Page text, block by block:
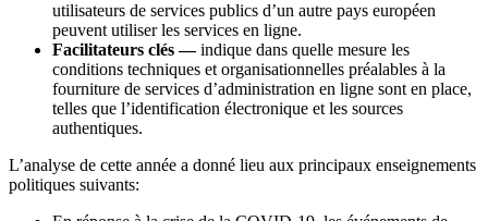
utilisateurs de services publics d’un autre pays européen
peuvent utiliser les services en ligne.
Facilitateurs clés —indique dans quelle mesure les
conditions techniques et organisationnelles préalables à la
fourniture de services d’administration en ligne sont en place,
telles que l’identification électronique et les sources
authentiques.
L’analyse de cette année a donné lieu aux principaux enseignements
politiques suivants: